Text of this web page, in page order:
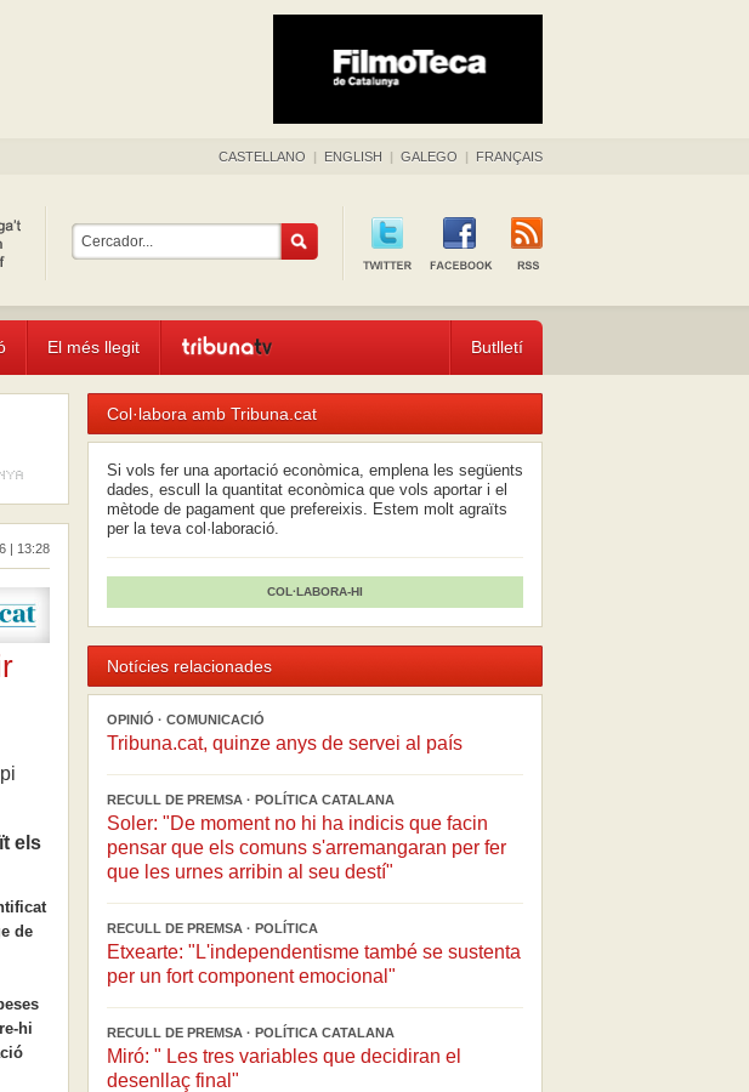
CASTELLANO | ENGLISH | GALEGO | FRANÇAIS
El més llegit Butlletí
| 13:28
els
de
hi
Col·labora amb Tribuna.cat
Si vols fer una aportació econòmica, emplena les següents
dades, escull la quantitat econòmica que vols aportar i el
mètode de pagament que prefereixis. Estem molt agraïts
per la teva col·laboració.
COL·LABORA-HI
Notícies relacionades
OPINIÓ · COMUNICACIÓ
Tribuna.cat, quinze anys de servei al país
RECULL DE PREMSA · POLÍTICA CATALANA
Soler: "De moment no hi ha indicis que facin
pensar que els comuns s'arremangaran per fer
que les urnes arribin al seu destí"
RECULL DE PREMSA · POLÍTICA
Etxearte: "L'independentisme també se sustenta
per un fort component emocional"
RECULL DE PREMSA · POLÍTICA CATALANA
Miró: " Les tres variables que decidiran el
desenllaç final"